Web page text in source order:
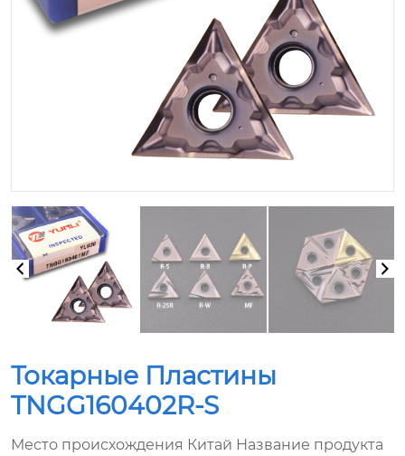
Токарные Пластины
TNGG160402R-S
Место происхождения Китай Название продукта